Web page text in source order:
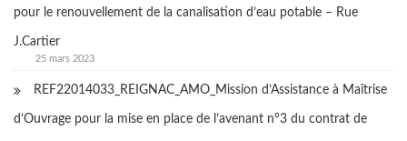
pour le renouvellement de la canalisation d’eau potable – Rue
J.Cartier
25 mars 2023
REF22014033_REIGNAC_AMO_Mission d’Assistance à Maîtrise
d’Ouvrage pour la mise en place de l’avenant n°3 du contrat de